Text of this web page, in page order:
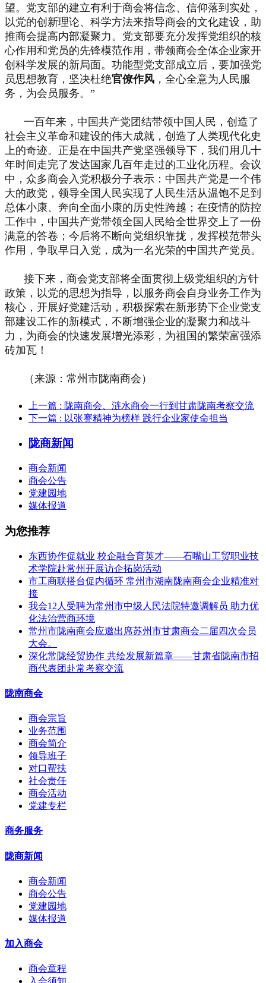
望。党支部的建立有利于商会将信念、信仰落到实处，
以党的创新理论、科学方法来指导商会的文化建设，助
推商会提高内部凝聚力。党支部要充分发挥党组织的核
心作用和党员的先锋模范作用，带领商会全体企业家开
创科学发展的新局面。功能型党支部成立后，要加强党
员思想教育，坚决杜绝官僚作风 ，全心全意为人民服
务，为会员服务。”
一百年来，中国共产党团结带领中国人民，创造了
社会主义革命和建设的伟大成就，创造了人类现代化史
上的奇迹。正是在中国共产党坚强领导下，我们用几十
年时间走完了发达国家几百年走过的工业化历程。会议
中，众多商会入党积极分子表示：中国共产党是一个伟
大的政党，领导全国人民实现了人民生活从温饱不足到
总体小康、奔向全面小康的历史性跨越；在疫情的防控
工作中，中国共产党带领全国人民给全世界交上了一份
满意的答卷；今后将不断向党组织靠拢，发挥模范带头
作用，争取早日入党，成为一名光荣的中国共产党员。
接下来，商会党支部将全面贯彻上级党组织的方针
政策，以党的思想为指导，以服务商会自身业务工作为
核心，开展好党建活动，积极探索在新形势下企业党支
部建设工作的新模式，不断增强企业的凝聚力和战斗
力，为商会的快速发展增光添彩，为祖国的繁荣富强添
砖加瓦！
（来源：常州市陇南商会）
上一篇 : 陇南商会、涟水商会一行到甘肃陇南考察交流
下一篇 : 以张謇精神为榜样 践行企业家使命担当
陇商新闻
商会新闻
商会公告
党建园地
媒体报道
为您推荐
东西协作促就业 校企融合育英才——石嘴山工贸职业技
术学院赴常州开展访企拓岗活动
市工商联搭台促内循环 常州市湖南陇南商会企业精准对
接
我会12人受聘为常州市中级人民法院特邀调解员 助力优
化法治营商环境
常州市陇南商会应邀出席苏州市甘肃商会二届四次会员
大会。
深化常陇经贸协作 共绘发展新篇章——甘肃省陇南市招
商代表团赴常考察交流
陇南商会
商会宗旨
业务范围
商会简介
领导班子
对口帮扶
社会责任
商会活动
党建专栏
商务服务
陇商新闻
商会新闻
商会公告
党建园地
媒体报道
加入商会
商会章程